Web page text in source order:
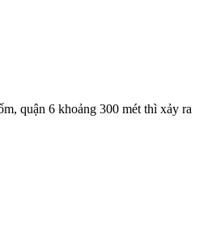
quận 6 khoảng 300 mét thì xảy ra